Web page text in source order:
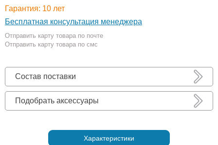
Гарантия: 10 лет
Бесплатная консультация менеджера
Отправить карту товара по почте
Отправить карту товара по смс
Состав поставки
Подобрать аксессуары
Характеристики